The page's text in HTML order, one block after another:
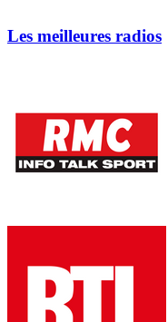
Les meilleures radios